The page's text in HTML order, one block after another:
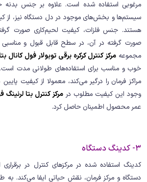
مرغوبی استفاده شده است. علاوه بر جنس بدنه
سیستم‌ها و بخش‌های موجود در دل دستگاه نیز، از
هستند. جنس فلزات، کیفیت لحیم‌کاری‌ صورت
صورت گرفته در آن، در سطح قابل قبول و مناسبی
مجموعه مرکز کنترل کرکره برقی توبولار فول کانال
خوب و مناسب برای استفاده‌های طولانی مدت
مراکز فرمان را درگیر می‌کند، معمولا از کیفیت
وجود این کیفیت مطلوب در مرکز کنترل بتا لرنینگ
عمر محصول اطمینان حاصل کرد.
3- کدینگ دستگاه
کدینگ استفاده شده در مرکزهای کنترل در برقراری
دستگاه و مرکز فرمان، نقش حیاتی ایفا می‌کند. به